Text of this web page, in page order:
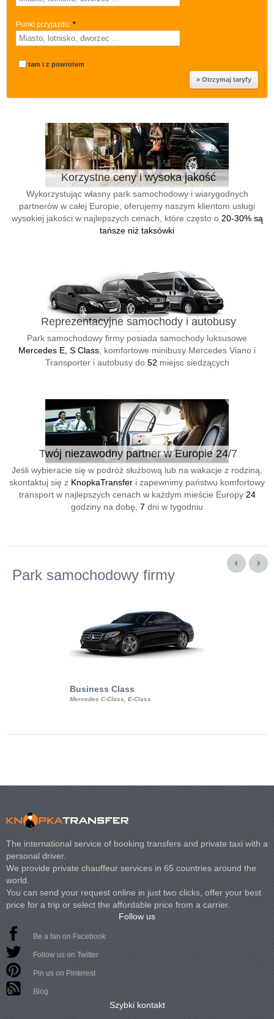
Punkt przyjazdu: *
tam i z powrotem
Korzystne ceny i wysoka jakość
Wykorzystując własny park samochodowy i wiarygodnych
partnerów w całej Europie, oferujemy naszym klientom usługi
wysokiej jakości w najlepszych cenach, które często o 20-30% są
tańsze niż taksówki
Reprezentacyjne samochody i autobusy
Park samochodowy firmy posiada samochody luksusowe
Mercedes E, S Class , komfortowe minibusy Mercedes Viano i
Transporter i autobusy do 52 miejsc siedzących
Twój niezawodny partner w Europie 24/7
Jeśli wybieracie się w podróż służbową lub na wakacje z rodziną,
skontaktuj się z KnopkaTransfer i zapewnimy państwu komfortowy
transport w najlepszych cenach w każdym mieście Europy 24
godziny na dobę, 7 dni w tygodniu
Park samochodowy firmy
Business Class
Mercedes C-Class, E-Class
The international service of booking transfers and private taxi with a
personal driver.
We provide private chauffeur services in 65 countries around the
world.
You can send your request online in just two clicks, offer your best
price for a trip or select the affordable price from a carrier.
Follow us
Be a fan on Facebook
Follow us on Twitter
Pin us on Pinterest
Blog
Szybki kontakt